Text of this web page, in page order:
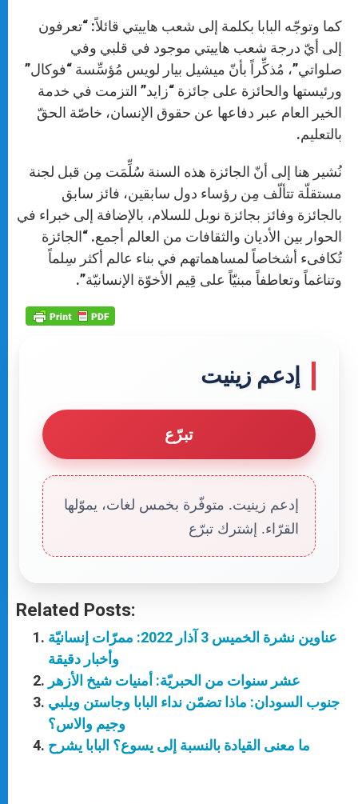
كما وتوجّه البابا بكلمة إلى شعب هاييتي قائلاً: “تعرفون
إلى أيّ درجة شعب هاييتي موجود في قلبي وفي
صلواتي”، مُذكِّراً بأنّ ميشيل بيار لويس مُؤسِّسة “فوكال”
ورئيستها والحائزة على جائزة “زايد” التزمت في خدمة
الخير العام عبر دفاعها عن حقوق الإنسان، خاصّة الحقّ
بالتعليم.
نُشير هنا إلى أنّ الجائزة هذه السنة سُلِّمَت مِن قبل لجنة
مستقلّة تتألّف مِن رؤساء دول سابقين، فائز سابق
بالجائزة وفائز بجائزة نوبل للسلام، بالإضافة إلى خبراء في
الحوار بين الأديان والثقافات من العالم أجمع. “الجائزة
تُكافىء أشخاصاً لمساهماتهم في بناء عالم أكثر سِلماً
وتناغماً وتعاطفاً مبنيّاً على قِيم الأخوّة الإنسانيّة”.
إدعم زينيت
تبرّع
إدعم زينيت. متوفّرة بخمس لغات، يموّلها
القرّاء. إشترك تبرّع
Related Posts:
عناوين نشرة الخميس 3 آذار 2022: ممرّات إنسانيّة
وأخبار دقيقة
عشر سنوات من الحبريّة: أمنيات شيخ الأزهر
جنوب السودان: ماذا تضمّن نداء البابا وجاستن ويلبي
وجيم والاس؟
ما معنى القيادة بالنسبة إلى يسوع؟ البابا يشرح